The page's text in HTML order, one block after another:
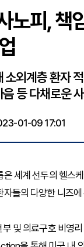
노피, 책
소외계층 환자
음 등 다채로운
01-09 17:01
세계 선두의 헬스
들의 다양한 니즈
및 의료구호 비영